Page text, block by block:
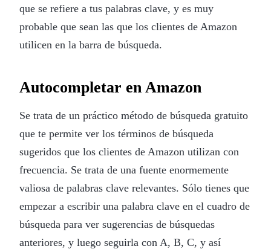
que se refiere a tus palabras clave, y es muy
probable que sean las que los clientes de Amazon
utilicen en la barra de búsqueda.
Autocompletar en Amazon
Se trata de un práctico método de búsqueda gratuito
que te permite ver los términos de búsqueda
sugeridos que los clientes de Amazon utilizan con
frecuencia. Se trata de una fuente enormemente
valiosa de palabras clave relevantes. Sólo tienes que
empezar a escribir una palabra clave en el cuadro de
búsqueda para ver sugerencias de búsquedas
anteriores, y luego seguirla con A, B, C, y así